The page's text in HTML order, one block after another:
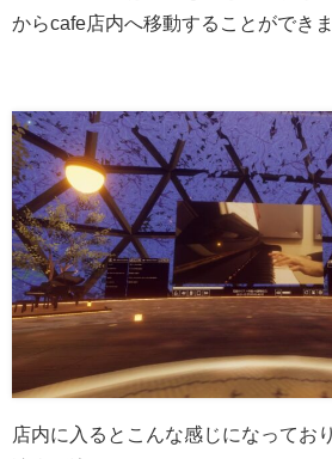
からcafe店内へ移動することができま
店内に入るとこんな感じになってお